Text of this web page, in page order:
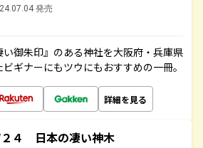
発売
い御朱印』のある神社を大阪府・兵庫県
ギナーにもツウにもおすすめの一冊。
詳細を見る
４ 日本の凄い神木